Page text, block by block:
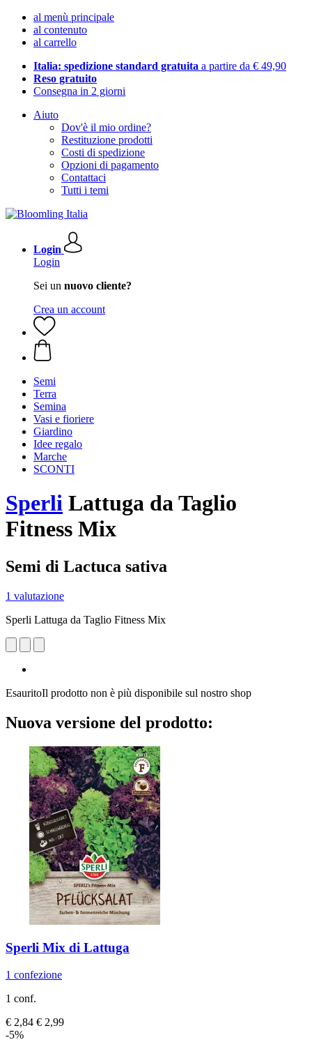
al menù principale
al contenuto
al carrello
Italia: spedizione standard gratuita a partire da € 49,90
Reso gratuito
Consegna in 2 giorni
Aiuto
Dov'è il mio ordine?
Restituzione prodotti
Costi di spedizione
Opzioni di pagamento
Contattaci
Tutti i temi
Login
Login
Sei un nuovo cliente?
Crea un account
Semi
Terra
Semina
Vasi e fioriere
Giardino
Idee regalo
Marche
SCONTI
Sperli Lattuga da Taglio
Fitness Mix
Semi di Lactuca sativa
1 valutazione
Sperli Lattuga da Taglio Fitness Mix
EsauritoIl prodotto non è più disponibile sul nostro shop
Nuova versione del prodotto:
Sperli Mix di Lattuga
1 confezione
1 conf.
€ 2,84 € 2,99
-5%